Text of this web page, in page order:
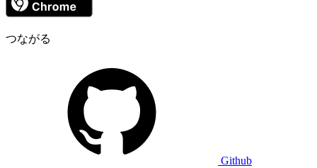
つながる
Github